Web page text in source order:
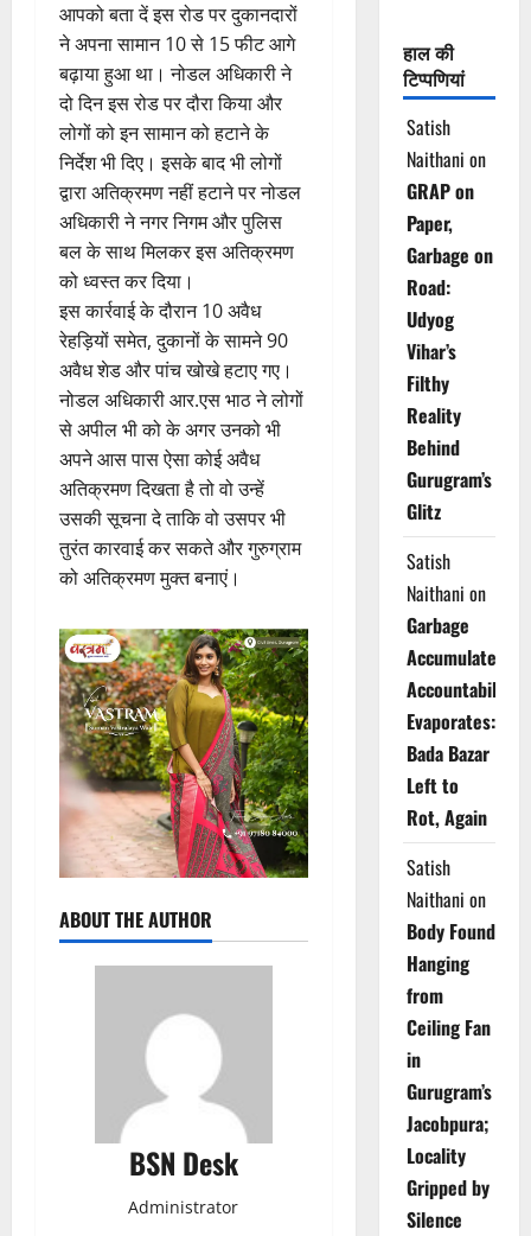
आपको बता दें इस रोड पर दुकानदारों
ने अपना सामान 10 से 15 फीट आगे
बढ़ाया हुआ था। नोडल अधिकारी ने
दो दिन इस रोड पर दौरा किया और
लोगों को इन सामान को हटाने के
निर्देश भी दिए। इसके बाद भी लोगों
द्वारा अतिक्रमण नहीं हटाने पर नोडल
अधिकारी ने नगर निगम और पुलिस
बल के साथ मिलकर इस अतिक्रमण
को ध्वस्त कर दिया।
इस कार्रवाई के दौरान 10 अवैध
रेहड़ियों समेत, दुकानों के सामने 90
अवैध शेड और पांच खोखे हटाए गए।
नोडल अधिकारी आर.एस भाठ ने लोगों
से अपील भी को के अगर उनको भी
अपने आस पास ऐसा कोई अवैध
अतिक्रमण दिखता है तो वो उन्हें
उसकी सूचना दे ताकि वो उसपर भी
तुरंत कारवाई कर सकते और गुरुग्राम
को अतिक्रमण मुक्त बनाएं।
ABOUT THE AUTHOR
BSN Desk
Administrator
हाल की
टिप्पणियां
Satish
Naithani on
GRAP on
Paper,
Garbage on
Road:
Udyog
Vihar’s
Filthy
Reality
Behind
Gurugram’s
Glitz
Satish
Naithani on
Garbage
Accumulates,
Accountability
Evaporates:
Bada Bazar
Left to
Rot, Again
Satish
Naithani on
Body Found
Hanging
from
Ceiling Fan
in
Gurugram’s
Jacobpura;
Locality
Gripped by
Silence